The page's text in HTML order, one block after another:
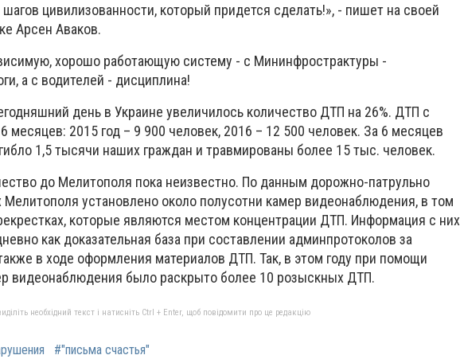
цивилизованности, который придется сделать!», - пишет на своей
Арсен Аваков.
хорошо работающую систему - с Мининфрострактуры -
а с водителей - дисциплина!
день в Украине увеличилось количество ДТП на 26%. ДТП с
месяцев: 2015 год – 9 900 человек, 2016 – 12 500 человек. За 6 месяцев
1,5 тысячи наших граждан и травмированы более 15 тыс. человек.
до Мелитополя пока неизвестно. По данным дорожно-патрульно
Мелитополя установлено около полусотни камер видеонаблюдения, в том
которые являются местом концентрации ДТП. Информация с них
как доказательная база при составлении админпротоколов за
в ходе оформления материалов ДТП. Так, в этом году при помощи
видеонаблюдения было раскрыто более 10 розыскных ДТП.
необхідний текст і натисніть Ctrl + Enter, щоб повідомити про це редакцію
#"письма счастья"